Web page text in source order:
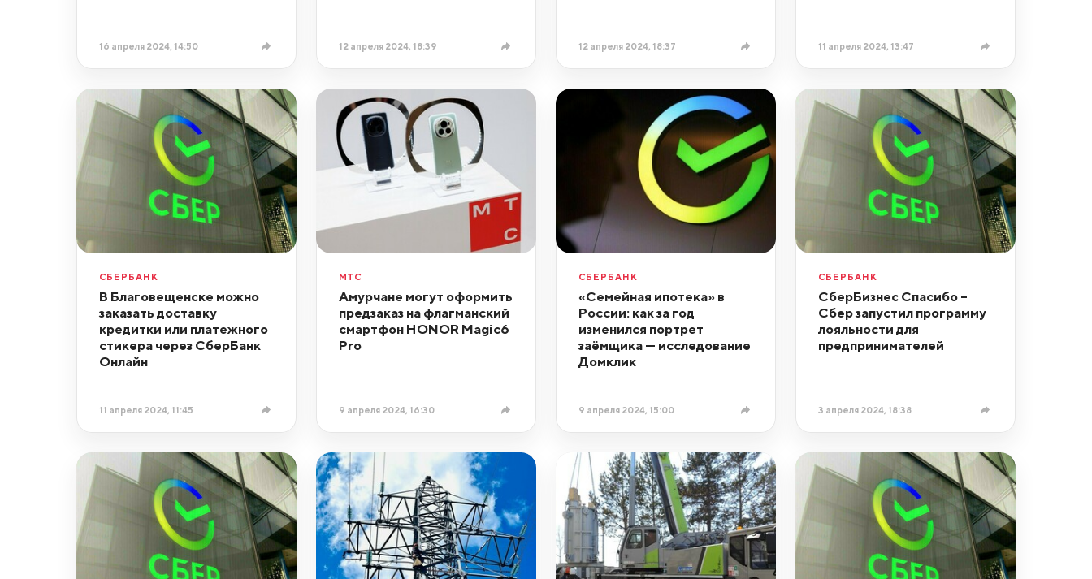
16 апреля 2024, 14:50 12 апреля 2024, 18:39 12 апреля 2024, 18:37 11 апреля 2024, 13:47
СБЕРБАНК
В Благовещенске можно
заказать доставку
кредитки или платежного
стикера через СберБанк
Онлайн
11 апреля 2024, 11:45
МТС
Амурчане могут оформить
предзаказ на флагманский
смартфон HONOR Magic6
Pro
9 апреля 2024, 16:30
СБЕРБАНК
«Семейная ипотека» в
России: как за год
изменился портрет
заёмщика — исследование
Домклик
9 апреля 2024, 15:00
СБЕРБАНК
СберБизнес Спасибо –
Сбер запустил программу
лояльности для
предпринимателей
3 апреля 2024, 18:38